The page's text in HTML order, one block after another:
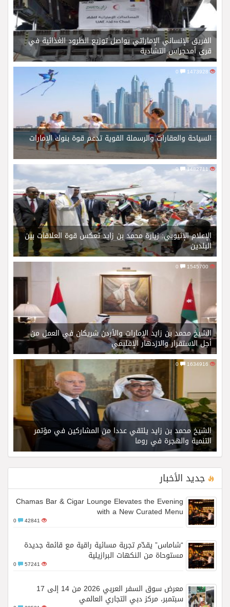
الفريق الإنساني الإماراتي يواصل توزيع الطرود الغذائية في
قرى أمدجراس التشادية
1473928
السياحة والعقارات والرسملة القوية تدعم قوة بنوك الإمارات
1482711
0
الإعلام الإثيوبي: زيارة محمد بن زايد تعكس قوة العلاقات بين
البلدين
الشيخ محمد بن زايد الإمارات والأردن شريكان في العمل من
أجل الاستقرار والازدهار الإقليمي
الشيخ محمد بن زايد يلتقي عددا من المشاركين في مؤتمر
التنمية والهجرة في روما
جديد الأخبار
Chamas Bar & Cigar Lounge Elevates the Evening
with a New Curated Menu
42841
“شاماس” يقدّم تجربة مسائية راقية مع قائمة جديدة
مستوحاة من النكهات البرازيلية
57241
معرض سوق السفر العربي 2026 من 14 إلى 17
سبتمبر، مركز دبي التجاري العالمي